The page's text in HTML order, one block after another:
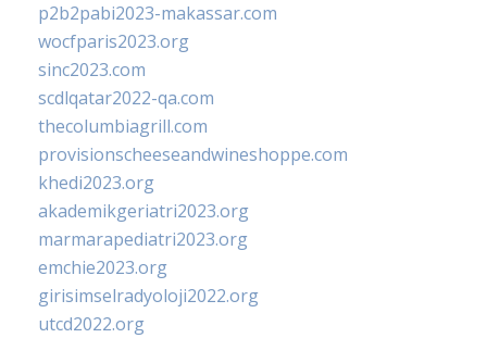
p2b2pabi2023-makassar.com
wocfparis2023.org
sinc2023.com
scdlqatar2022-qa.com
thecolumbiagrill.com
provisionscheeseandwineshoppe.com
khedi2023.org
akademikgeriatri2023.org
marmarapediatri2023.org
emchie2023.org
girisimselradyoloji2022.org
utcd2022.org